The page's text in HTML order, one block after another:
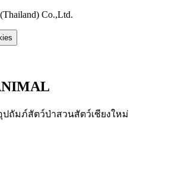
Co.,Ltd.
ปถัมภ์สัตว์ป่าสวนสัตว์เชียงใหม่